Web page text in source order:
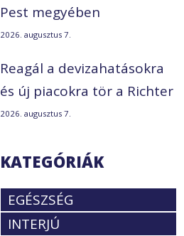
Pest megyében
2026. augusztus 7.
Reagál a devizahatásokra
és új piacokra tör a Richter
2026. augusztus 7.
KATEGÓRIÁK
EGÉSZSÉG
INTERJÚ